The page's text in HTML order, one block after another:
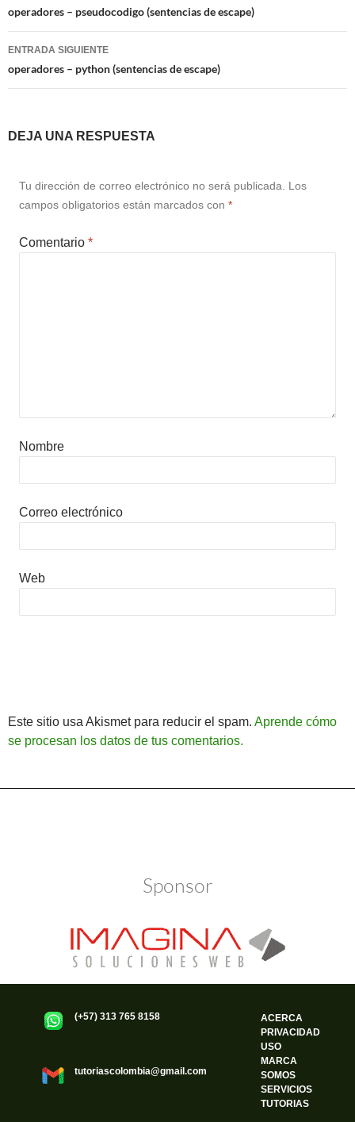
de
entradas
operadores – pseudocodigo (sentencias de escape)
ENTRADA SIGUIENTE
operadores – python (sentencias de escape)
DEJA UNA RESPUESTA
Tu dirección de correo electrónico no será publicada.
Los
campos obligatorios están marcados con *
Comentario *
Nombre
Correo electrónico
Web
Este sitio usa Akismet para reducir el spam. Aprende cómo
se procesan los datos de tus comentarios.
Sponsor
(+57) 313 765 8158
tutoriascolombia@gmail.com
ACERCA
PRIVACIDAD
USO
MARCA
SOMOS
SERVICIOS
TUTORIAS